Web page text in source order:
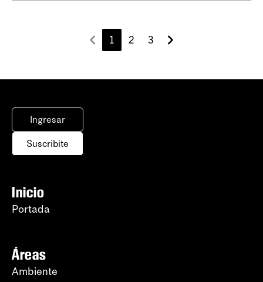
1 2 3
Ingresar
Suscribite
Inicio
Portada
Áreas
Ambiente